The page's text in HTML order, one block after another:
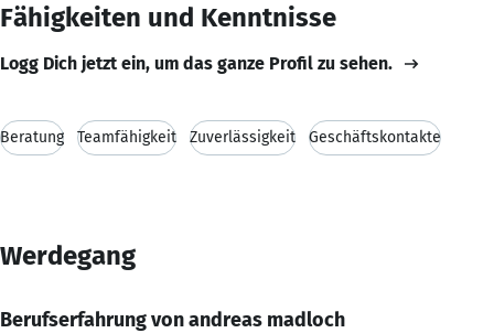
Fähigkeiten und Kenntnisse
Logg Dich jetzt ein, um das ganze Profil zu sehen.
Beratung Teamfähigkeit Zuverlässigkeit Geschäftskontakte
Werdegang
Berufserfahrung von andreas madloch